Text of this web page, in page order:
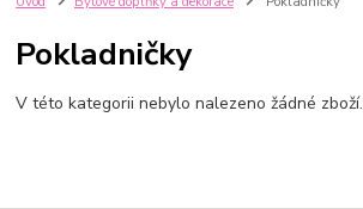
Pokladničky
V této kategorii nebylo nalezeno žádné zboží.